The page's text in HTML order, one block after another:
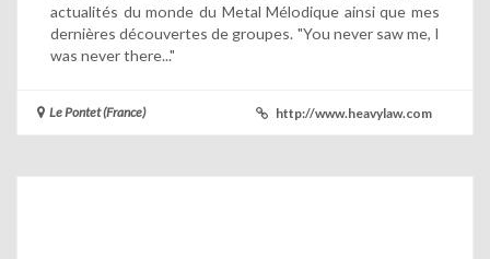
actualités du monde du Metal Mélodique ainsi que mes
dernières découvertes de groupes. "You never saw me, I
was never there..."
Le Pontet (France) http://www.heavylaw.com